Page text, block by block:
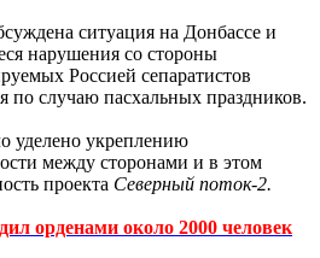
ситуация на Донбассе и
нарушения со стороны
Россией сепаратистов
по случаю пасхальных праздников.
уделено укреплению
между сторонами и в этом
проекта Северный поток-2.
орденами около 2000 человек